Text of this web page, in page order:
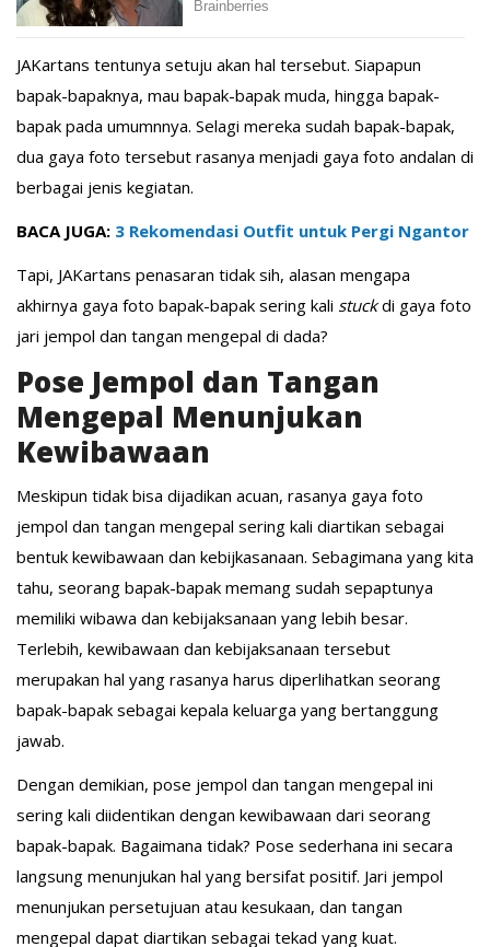
JAKartans tentunya setuju akan hal tersebut. Siapapun
bapak-bapaknya, mau bapak-bapak muda, hingga bapak-
bapak pada umumnnya. Selagi mereka sudah bapak-bapak,
dua gaya foto tersebut rasanya menjadi gaya foto andalan di
berbagai jenis kegiatan.
BACA JUGA: 3 Rekomendasi Outfit untuk Pergi Ngantor
Tapi, JAKartans penasaran tidak sih, alasan mengapa
akhirnya gaya foto bapak-bapak sering kali stuckdi gaya foto
jari jempol dan tangan mengepal di dada?
Pose Jempol dan Tangan
Mengepal Menunjukan
Kewibawaan
Meskipun tidak bisa dijadikan acuan, rasanya gaya foto
jempol dan tangan mengepal sering kali diartikan sebagai
bentuk kewibawaan dan kebijkasanaan. Sebagimana yang kita
tahu, seorang bapak-bapak memang sudah sepaptunya
memiliki wibawa dan kebijaksanaan yang lebih besar.
Terlebih, kewibawaan dan kebijaksanaan tersebut
merupakan hal yang rasanya harus diperlihatkan seorang
bapak-bapak sebagai kepala keluarga yang bertanggung
jawab.
Dengan demikian, pose jempol dan tangan mengepal ini
sering kali diidentikan dengan kewibawaan dari seorang
bapak-bapak. Bagaimana tidak? Pose sederhana ini secara
langsung menunjukan hal yang bersifat positif. Jari jempol
menunjukan persetujuan atau kesukaan, dan tangan
mengepal dapat diartikan sebagai tekad yang kuat.